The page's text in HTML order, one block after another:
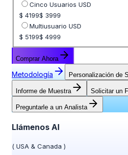
Cinco Usuarios USD
$ 4199$ 3999
Multiusuario USD
$ 5199$ 4999
Comprar Ahora
Metodología Personalización de
Informe de Muestra Solicitar un
Preguntarle a un Analista
Llámenos Al
( USA & Canada )